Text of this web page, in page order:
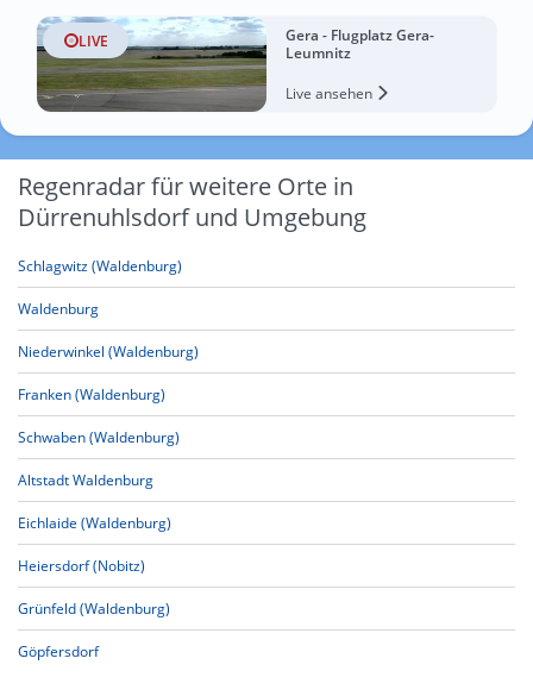
LIVE
Gera - Flugplatz Gera-
Leumnitz
Live ansehen
Regenradar für weitere Orte in
Dürrenuhlsdorf und Umgebung
Schlagwitz (Waldenburg)
Waldenburg
Niederwinkel (Waldenburg)
Franken (Waldenburg)
Schwaben (Waldenburg)
Altstadt Waldenburg
Eichlaide (Waldenburg)
Heiersdorf (Nobitz)
Grünfeld (Waldenburg)
Göpfersdorf